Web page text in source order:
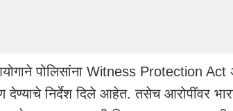
पोलिसांना Witness Protection Act
देण्याचे निर्देश दिले आहेत. तसेच आरोपींवर